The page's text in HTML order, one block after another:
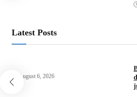
Latest Posts
August 6, 2026